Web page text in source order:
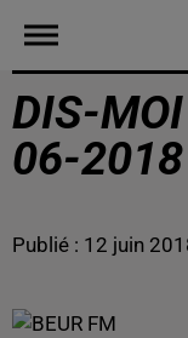
DIS-
06-2018
Publié : 12 juin